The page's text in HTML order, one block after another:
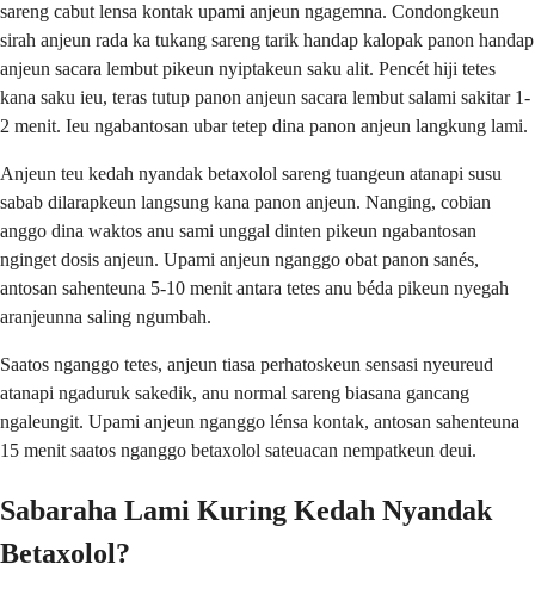
sareng cabut lensa kontak upami anjeun ngagemna. Condongkeun
sirah anjeun rada ka tukang sareng tarik handap kalopak panon handap
anjeun sacara lembut pikeun nyiptakeun saku alit. Pencét hiji tetes
kana saku ieu, teras tutup panon anjeun sacara lembut salami sakitar 1-
2 menit. Ieu ngabantosan ubar tetep dina panon anjeun langkung lami.
Anjeun teu kedah nyandak betaxolol sareng tuangeun atanapi susu
sabab dilarapkeun langsung kana panon anjeun. Nanging, cobian
anggo dina waktos anu sami unggal dinten pikeun ngabantosan
nginget dosis anjeun. Upami anjeun nganggo obat panon sanés,
antosan sahenteuna 5-10 menit antara tetes anu béda pikeun nyegah
aranjeunna saling ngumbah.
Saatos nganggo tetes, anjeun tiasa perhatoskeun sensasi nyeureud
atanapi ngaduruk sakedik, anu normal sareng biasana gancang
ngaleungit. Upami anjeun nganggo lénsa kontak, antosan sahenteuna
15 menit saatos nganggo betaxolol sateuacan nempatkeun deui.
Sabaraha Lami Kuring Kedah Nyandak
Betaxolol?